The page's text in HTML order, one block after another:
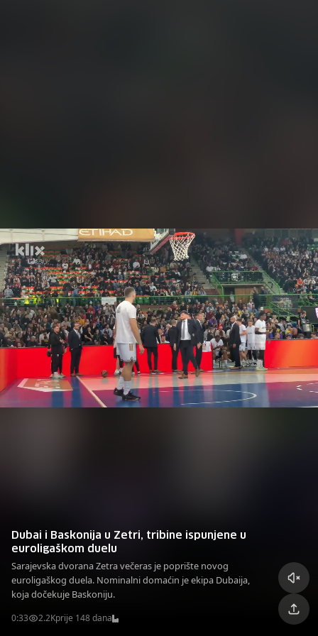
Dubai i Baskonija u Zetri, tribine ispunjene u
euroligaškom duelu
Sarajevska dvorana Zetra večeras je poprište novog
euroligaškog duela. Nominalni domaćin je ekipa Dubaija,
koja dočekuje Baskoniju.
0:33 2.2Kprije 148 dana